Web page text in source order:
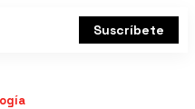
Suscríbete